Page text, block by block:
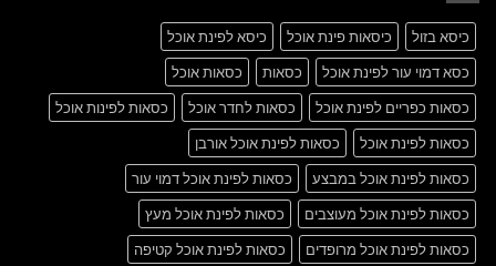
כיסא בזול כיסאות פינת אוכל
כיסא לפינת אוכל
כסא דמוי עור לפינת אוכל
כסאות
כסאות אוכל
כסאות כפריים לפינת אוכל
כסאות לחדר אוכל
כסאות לפינות אוכל
כסאות לפינת אוכל
כסאות לפינת אוכל אורבן
כסאות לפינת אוכל במבצע
כסאות לפינת אוכל דמוי עור
כסאות לפינת אוכל מעוצבים
כסאות לפינת אוכל מעץ
כסאות לפינת אוכל מרופדים
כסאות לפינת אוכל קטיפה